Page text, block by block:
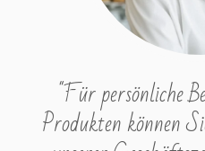
"Für persönliche
Produkten können